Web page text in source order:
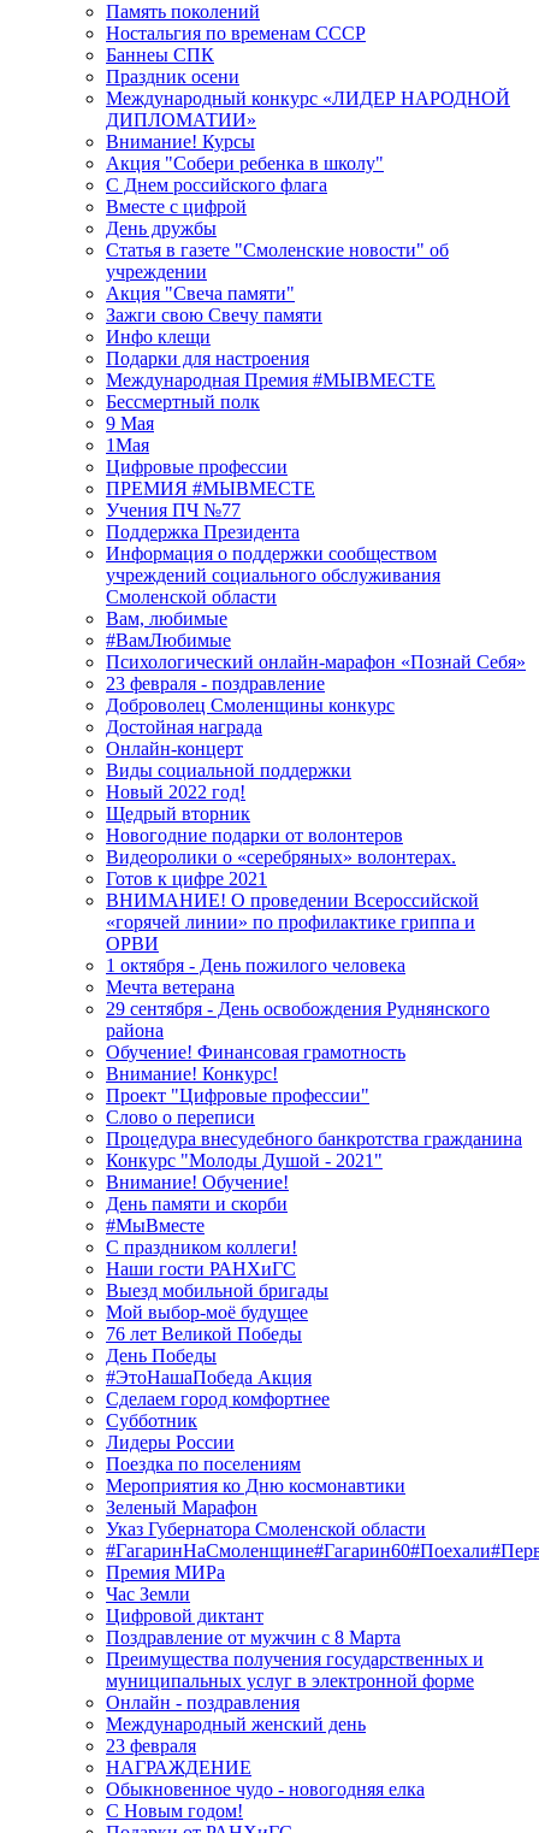
Память поколений
Ностальгия по временам СССР
Баннеы СПК
Праздник осени
Международный конкурс «ЛИДЕР НАРОДНОЙ
ДИПЛОМАТИИ»
Внимание! Курсы
Акция "Собери ребенка в школу"
С Днем российского флага
Вместе с цифрой
День дружбы
Статья в газете "Смоленские новости" об
учреждении
Акция "Свеча памяти"
Зажги свою Свечу памяти
Инфо клещи
Подарки для настроения
Международная Премия #МЫВМЕСТЕ
Бессмертный полк
9 Мая
1Мая
Цифровые профессии
ПРЕМИЯ #МЫВМЕСТЕ
Учения ПЧ №77
Поддержка Президента
Информация о поддержки сообществом
учреждений социального обслуживания
Смоленской области
Вам, любимые
#ВамЛюбимые
Психологический онлайн-марафон «Познай Себя»
23 февраля - поздравление
Доброволец Смоленщины конкурс
Достойная награда
Онлайн-концерт
Виды социальной поддержки
Новый 2022 год!
Щедрый вторник
Новогодние подарки от волонтеров
Видеоролики о «серебряных» волонтерах.
Готов к цифре 2021
ВНИМАНИЕ! О проведении Всероссийской
«горячей линии» по профилактике гриппа и
ОРВИ
1 октября - День пожилого человека
Мечта ветерана
29 сентября - День освобождения Руднянского
района
Обучение! Финансовая грамотность
Внимание! Конкурс!
Проект "Цифровые профессии"
Слово о переписи
Процедура внесудебного банкротства гражданина
Конкурс "Молоды Душой - 2021"
Внимание! Обучение!
День памяти и скорби
#МыВместе
С праздником коллеги!
Наши гости РАНХиГС
Выезд мобильной бригады
Мой выбор-моё будущее
76 лет Великой Победы
День Победы
#ЭтоНашаПобеда Акция
Сделаем город комфортнее
Субботник
Лидеры России
Поездка по поселениям
Мероприятия ко Дню космонавтики
Зеленый Марафон
Указ Губернатора Смоленской области
Премия МИРа
Час Земли
Цифровой диктант
Поздравление от мужчин с 8 Марта
Преимущества получения государственных и
муниципальных услуг в электронной форме
Онлайн - поздравления
Международный женский день
23 февраля
НАГРАЖДЕНИЕ
Обыкновенное чудо - новогодняя елка
С Новым годом!